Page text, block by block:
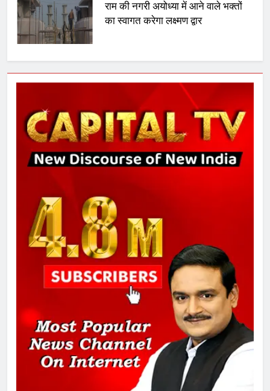
राम की नगरी अयोध्या में आने वाले भक्तों
का स्वागत करेगा लक्ष्मण द्वार
6
उत्तर प्रदेश में गांवों में बढ़ेंगी सुविधाएं: 67%
बढ़ा पंचायतों का बजट
7
8
चुनाव से पहले लालू परिवार पर बड़ा झटका,
दिल्ली कोर्ट ने IRCTC घोटाले में आरोप
तय किए
SRN अस्पताल का नाम अमर शहीद ठाकुर
रोशन सिंह के नाम पर करने की मांग तेज